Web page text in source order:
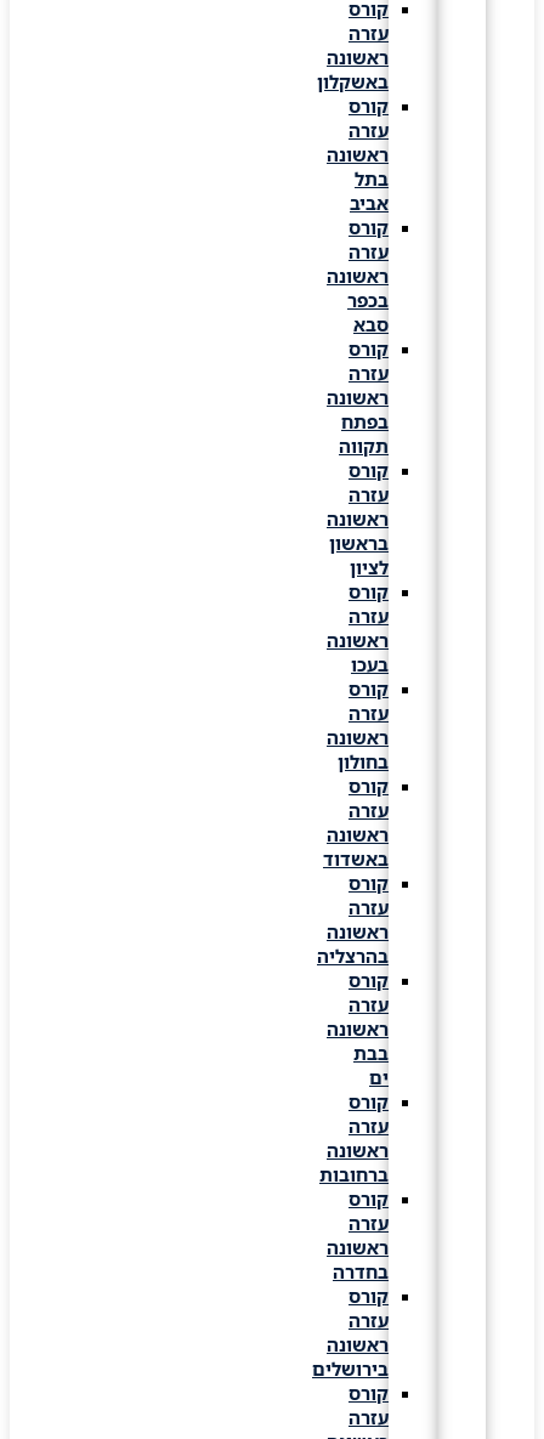
קורס
עזרה
ראשונה
באשקלון
קורס
עזרה
ראשונה
קורס
עזרה
ראשונה
בכפר
קורס
עזרה
ראשונה
בפתח
תקווה
קורס
עזרה
ראשונה
בראשון
קורס
עזרה
ראשונה
קורס
עזרה
ראשונה
בחולון
קורס
עזרה
ראשונה
באשדוד
קורס
עזרה
ראשונה
בהרצליה
קורס
עזרה
ראשונה
קורס
עזרה
ראשונה
ברחובות
קורס
עזרה
ראשונה
בחדרה
קורס
עזרה
ראשונה
בירושלים
קורס
עזרה